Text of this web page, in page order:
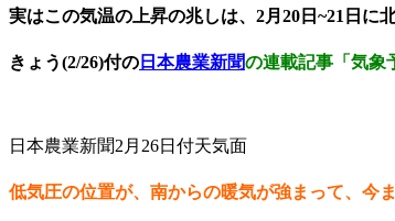
実はこの気温の上昇の兆しは、2月20日~21日に
きょう(2/26)付の 日本農業新聞の連載記事「気象
日本農業新聞2月26日付天気面
低気圧の位置が、南からの暖気が強まって、今